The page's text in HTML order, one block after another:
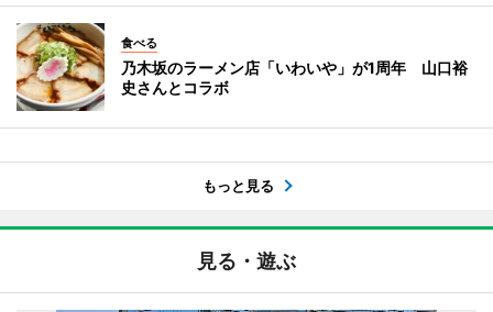
食べる
乃木坂のラーメン店「いわいや」が1周年 山口裕
史さんとコラボ
もっと見る
見る・遊ぶ